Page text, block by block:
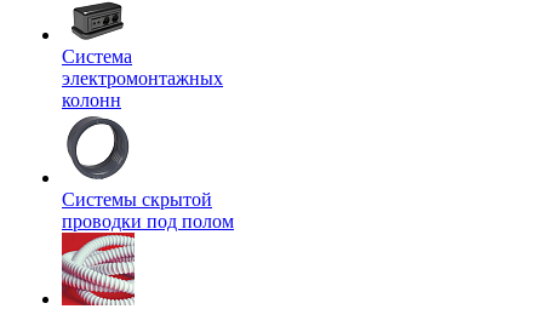
Система
электромонтажных
колонн
Системы скрытой
проводки под полом